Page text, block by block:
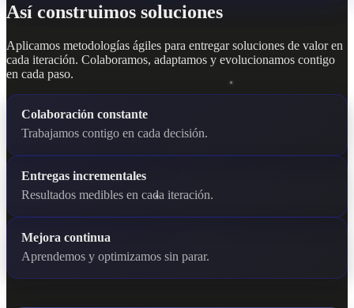
Así construimos soluciones
Aplicamos metodologías ágiles para entregar soluciones de valor en
cada iteración. Colaboramos, adaptamos y evolucionamos contigo
en cada paso.
Colaboración constante
Trabajamos contigo en cada decisión.
Entregas incrementales
Resultados medibles en cada iteración.
Mejora continua
Aprendemos y optimizamos sin parar.